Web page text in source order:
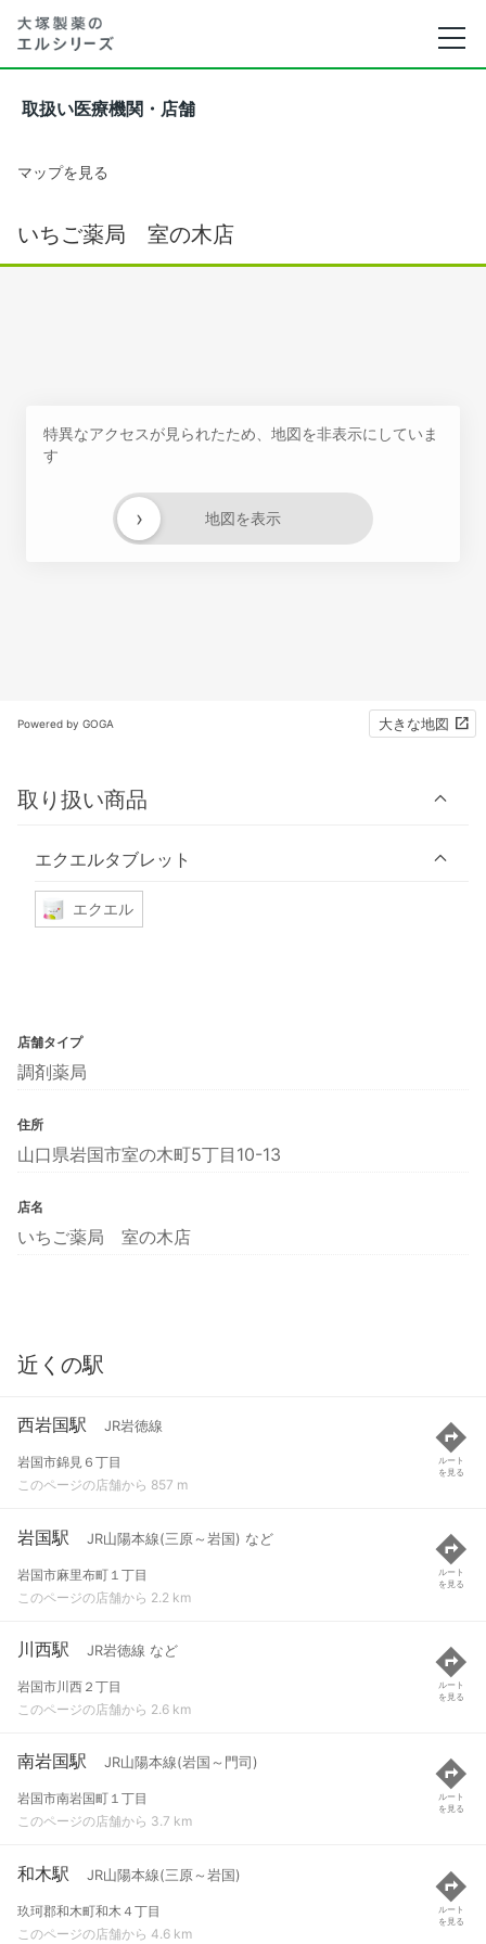
取扱い医療機関・店舗
マップを見る
いちご薬局 室の木店
特異なアクセスが見られたため、地図を非表示にしていま
す
地図を表示
›
Powered by GOGA 大きな地図
取り扱い商品
エクエルタブレット
エクエル
店舗タイプ
調剤薬局
住所
山口県岩国市室の木町5丁目10-13
店名
いちご薬局 室の木店
近くの駅
西岩国駅 JR岩徳線
岩国市錦見６丁目
このページの店舗から 857 m
ルート
を見る
岩国駅 JR山陽本線(三原～岩国) など
岩国市麻里布町１丁目
このページの店舗から 2.2 km
ルート
を見る
川西駅 JR岩徳線 など
岩国市川西２丁目
このページの店舗から 2.6 km
ルート
を見る
南岩国駅 JR山陽本線(岩国～門司)
岩国市南岩国町１丁目
このページの店舗から 3.7 km
ルート
を見る
和木駅 JR山陽本線(三原～岩国)
玖珂郡和木町和木４丁目
このページの店舗から 4.6 km
ルート
を見る